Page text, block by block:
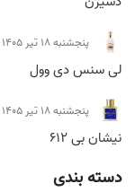
پنجشنبه 18 تیر 1405
لی سنس دی وول
پنجشنبه 18 تیر 1405
نیشان بی 612
دسته بندی